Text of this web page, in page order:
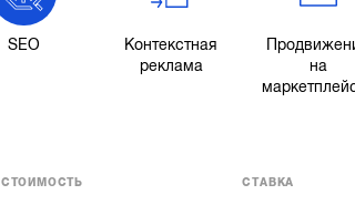
SEO
Контекстная
реклама
на
СТОИМОСТЬ СТАВКА